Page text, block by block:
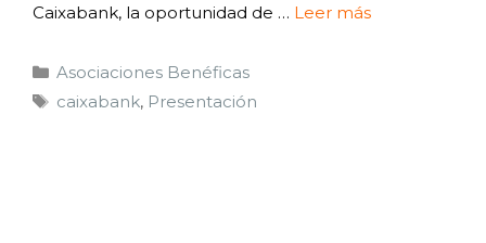
Caixabank, la oportunidad de … Leer más
Asociaciones Benéficas
caixabank, Presentación